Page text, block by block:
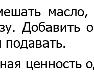
масло,
Добавить
ценность